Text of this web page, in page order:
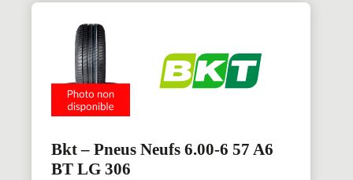
Bkt – Pneus Neufs 6.00-6 57 A6
BT LG 306